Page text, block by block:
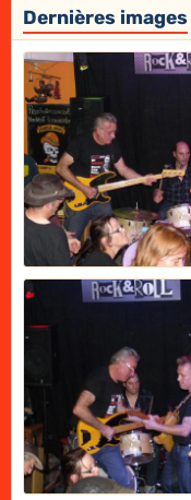
Dernières images